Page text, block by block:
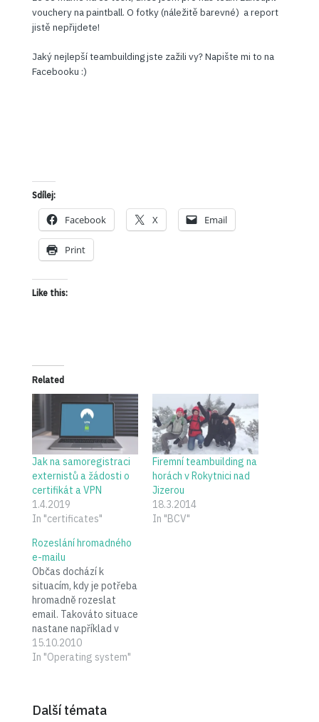
vouchery na paintball. O fotky (náležitě barevné) a report
jistě nepřijdete!
Jaký nejlepší teambuilding jste zažili vy? Napište mi to na
Facebooku :)
Sdílej:
Facebook X Email
Print
Like this:
Related
Jak na samoregistraci
externistů a žádosti o
certifikát a VPN
1.4.2019
In "certificates"
Firemní teambuilding na
horách v Rokytnici nad
Jizerou
18.3.2014
In "BCV"
Rozeslání hromadného
e-mailu
Občas dochází k
situacím, kdy je potřeba
hromadně rozeslat
email. Takováto situace
nastane například v
případě, kdy dojde k
nějakým změnám v
chodu poskytovaných
15.10.2010
In "Operating system"
Další témata